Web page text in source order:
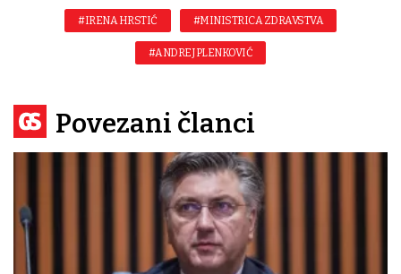
#IRENA HRSTIĆ #MINISTRICA ZDRAVSTVA
#ANDREJ PLENKOVIĆ
Povezani članci